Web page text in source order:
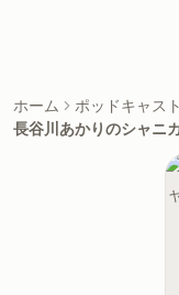
ホーム
ポッドキャスト
長谷川あかりのシャニ